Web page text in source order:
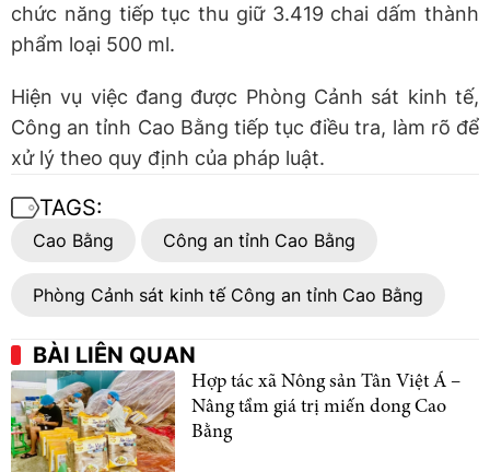
chức năng tiếp tục thu giữ 3.419 chai dấm thành
phẩm loại 500 ml.
Hiện vụ việc đang được Phòng Cảnh sát kinh tế,
Công an tỉnh Cao Bằng tiếp tục điều tra, làm rõ để
xử lý theo quy định của pháp luật.
TAGS:
Cao Bằng Công an tỉnh Cao Bằng
Phòng Cảnh sát kinh tế Công an tỉnh Cao Bằng
BÀI LIÊN QUAN
Hợp tác xã Nông sản Tân Việt Á –
Nâng tầm giá trị miến dong Cao
Bằng